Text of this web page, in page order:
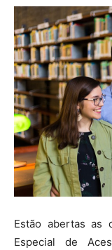
Estão abertas as
Especial de